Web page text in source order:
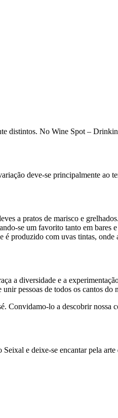
distintos. No Wine Spot –
deve-se principalmente ao
a pratos de marisco e grelhados.
se um favorito tanto em bares e
produzido com uvas tintas,
a diversidade e a
pessoas de todos os cantos do
lo a descobrir nossa
e deixe-se encantar pela